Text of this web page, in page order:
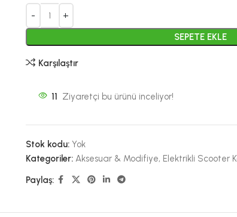
SEPETE EKLE
Karşılaştır
11 Ziyaretçi bu ürünü inceliyor!
Stok kodu: Yok
Kategoriler: Aksesuar & Modifiye, Elektrikli Scooter
Paylaş: